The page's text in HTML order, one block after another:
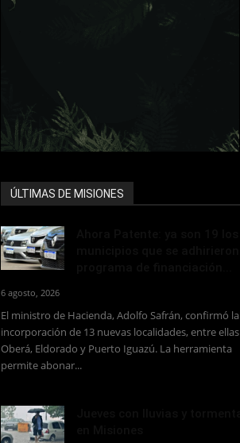
ÚLTIMAS DE MISIONES
6 agosto, 2026
El ministro de Hacienda, Adolfo Safrán, confirmó la
incorporación de 13 nuevas localidades, entre ellas
Oberá, Eldorado y Puerto Iguazú. La herramienta
permite abonar...